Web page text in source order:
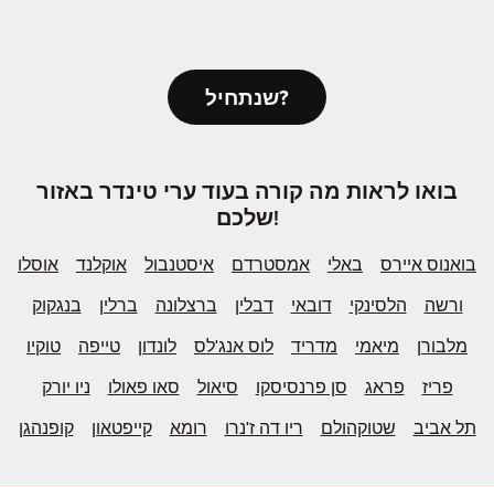
שנתחיל?
בואו לראות מה קורה בעוד ערי טינדר באזור
שלכם!
אוסלו אוקלנד איסטנבול אמסטרדם באלי
בואנוס איירס
בנגקוק
ברלין ברצלונה דבלין דובאי הלסינקי
ורשה
טוקיו
טייפה לונדון לוס אנג'לס מדריד מיאמי
מלבורן
ניו יורק
סאו פאולו סיאול סן פרנסיסקו פראג
פריז
קופנהגן
קייפטאון רומא ריו דה ז'נרו שטוקהולם תל אביב